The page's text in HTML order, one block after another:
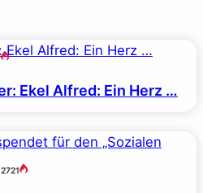
Ekel Alfred: Ein Herz …
2721